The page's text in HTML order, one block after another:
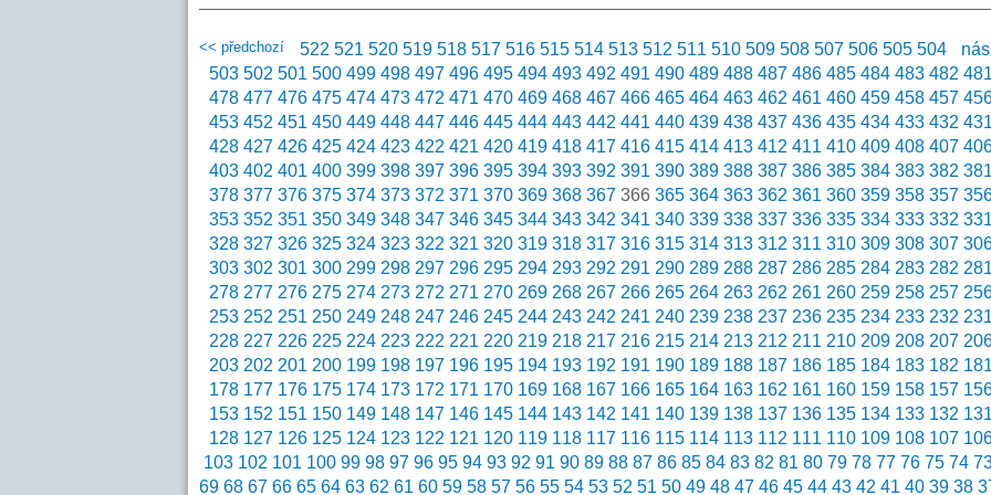
<< předchozí 522 521 520 519 518 517 516 515 514 513 512 511 510 509 508 507 506 505 504
503 502 501 500 499 498 497 496 495 494 493 492 491 490 489 488 487 486 485 484 483 482
478 477 476 475 474 473 472 471 470 469 468 467 466 465 464 463 462 461 460 459 458 457
453 452 451 450 449 448 447 446 445 444 443 442 441 440 439 438 437 436 435 434 433 432
428 427 426 425 424 423 422 421 420 419 418 417 416 415 414 413 412 411 410 409 408 407
403 402 401 400 399 398 397 396 395 394 393 392 391 390 389 388 387 386 385 384 383 382
378 377 376 375 374 373 372 371 370 369 368 367366 365 364 363 362 361 360 359 358 357
353 352 351 350 349 348 347 346 345 344 343 342 341 340 339 338 337 336 335 334 333 332
328 327 326 325 324 323 322 321 320 319 318 317 316 315 314 313 312 311 310 309 308 307
303 302 301 300 299 298 297 296 295 294 293 292 291 290 289 288 287 286 285 284 283 282
278 277 276 275 274 273 272 271 270 269 268 267 266 265 264 263 262 261 260 259 258 257
253 252 251 250 249 248 247 246 245 244 243 242 241 240 239 238 237 236 235 234 233 232
228 227 226 225 224 223 222 221 220 219 218 217 216 215 214 213 212 211 210 209 208 207
203 202 201 200 199 198 197 196 195 194 193 192 191 190 189 188 187 186 185 184 183 182
178 177 176 175 174 173 172 171 170 169 168 167 166 165 164 163 162 161 160 159 158 157
153 152 151 150 149 148 147 146 145 144 143 142 141 140 139 138 137 136 135 134 133 132
128 127 126 125 124 123 122 121 120 119 118 117 116 115 114 113 112 111 110 109 108 107
103 102 101 100 99 98 97 96 95 94 93 92 91 90 89 88 87 86 85 84 83 82 81 80 79 78 77 76 75 74
69 68 67 66 65 64 63 62 61 60 59 58 57 56 55 54 53 52 51 50 49 48 47 46 45 44 43 42 41 40 39 38